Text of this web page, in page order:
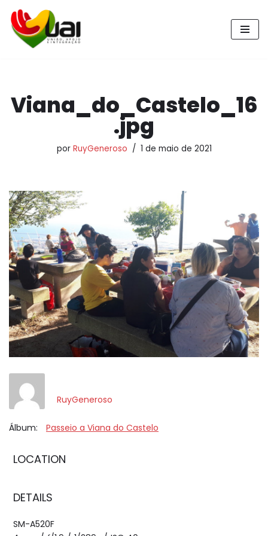
Pular
para
Viana_do_Castelo_16
.jpg
por RuyGeneroso 1 de maio de 2021
RuyGeneroso
Álbum: Passeio a Viana do Castelo
LOCATION
DETAILS
SM-A520F